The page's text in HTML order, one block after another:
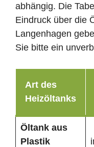
abhängig. Die
Eindruck über die
Langenhagen
Sie bitte ein
Art des
Heizöltanks
Öltank aus
Plastik